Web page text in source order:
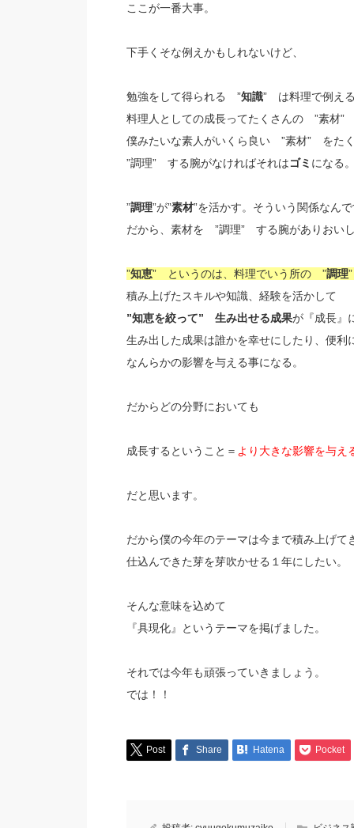
ここが一番大事。
下手くそな例えかもしれないけど、
勉強をして得られる ”知識” は料理で例え
料理人としての成長ってたくさんの ”素材”
僕みたいな素人がいくら良い ”素材” をた
”調理” する腕がなければそれはゴミ になる
”調理”が”素材”を活かす。そういう関係なん
だから、素材を ”調理” する腕がありおい
”知恵” というのは、料理でいう所の ”調理
積み上げたスキルや知識、経験を活かして
”知恵を絞って” 生み出せる成果が『成長』
生み出した成果は誰かを幸せにしたり、便利
なんらかの影響を与える事になる。
だからどの分野においても
成長するということ＝ より大きな影響を与え
だと思います。
だから僕の今年のテーマは今まで積み上げて
仕込んできた芽を芽吹かせる１年にしたい。
そんな意味を込めて
『具現化』というテーマを掲げました。
それでは今年も頑張っていきましょう。
では！！
Post Share Hatena Pocket